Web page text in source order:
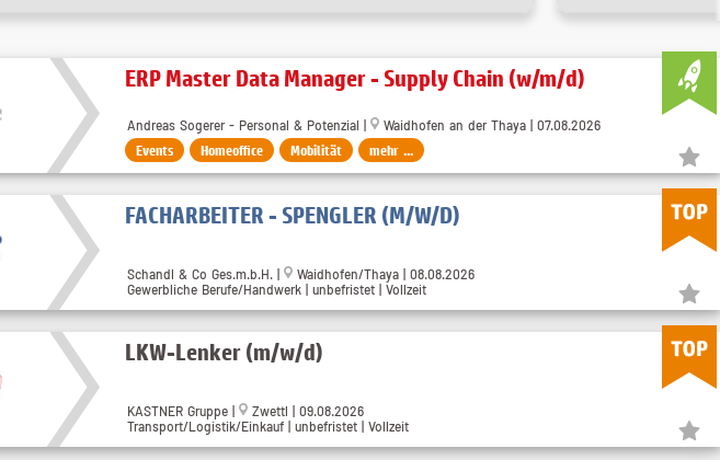
ERP Master Data Manager - Supply Chain (w/m/d)
Andreas Sogerer - Personal & Potenzial | Waidhofen an der Thaya | 07.08.2026
Events Homeoffice Mobilität mehr ...
FACHARBEITER - SPENGLER (M/W/D)
Schandl & Co Ges.m.b.H. | Waidhofen/Thaya | 08.08.2026
Gewerbliche Berufe/Handwerk | unbefristet | Vollzeit
LKW-Lenker (m/w/d)
KASTNER Gruppe | Zwettl | 09.08.2026
Transport/Logistik/Einkauf | unbefristet | Vollzeit